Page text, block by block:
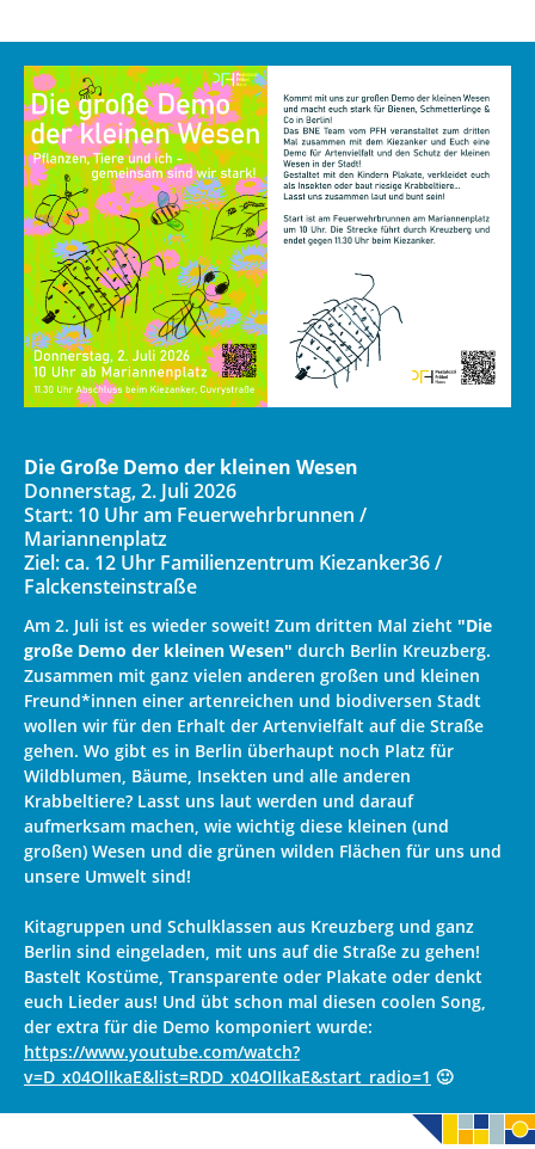
Die Große Demo der kleinen Wesen
Donnerstag, 2. Juli 2026
Start: 10 Uhr am Feuerwehrbrunnen /
Mariannenplatz
Ziel: ca. 12 Uhr Familienzentrum Kiezanker36 /
Falckensteinstraße
Am 2. Juli ist es wieder soweit! Zum dritten Mal zieht "Die
große Demo der kleinen Wesen" durch Berlin Kreuzberg.
Zusammen mit ganz vielen anderen großen und kleinen
Freund*innen einer artenreichen und biodiversen Stadt
wollen wir für den Erhalt der Artenvielfalt auf die Straße
gehen. Wo gibt es in Berlin überhaupt noch Platz für
Wildblumen, Bäume, Insekten und alle anderen
Krabbeltiere? Lasst uns laut werden und darauf
aufmerksam machen, wie wichtig diese kleinen (und
großen) Wesen und die grünen wilden Flächen für uns und
unsere Umwelt sind!
Kitagruppen und Schulklassen aus Kreuzberg und ganz
Berlin sind eingeladen, mit uns auf die Straße zu gehen!
Bastelt Kostüme, Transparente oder Plakate oder denkt
euch Lieder aus! Und übt schon mal diesen coolen Song,
der extra für die Demo komponiert wurde:
https://www.youtube.com/watch?
v=D_x04OlIkaE&list=RDD_x04OlIkaE&start_radio=1 🙂